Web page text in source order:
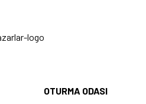
OTURMA ODASI